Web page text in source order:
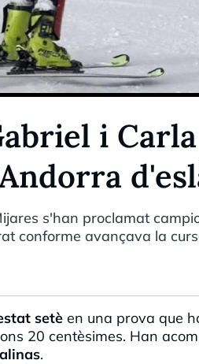
i
s'han proclamat
conforme avançava la
setè en una prova que
20 centèsimes. Han
.